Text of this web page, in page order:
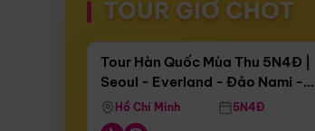
TOUR GIỜ CHÓT
Còn16 ngày 13:20:48
Bay Sun Phuquoc Airways
Điểm nổi bật
Tour Hàn Quốc Mùa Thu 5N4Đ |
Seoul - Everland - Đảo Nami -
Tháp Namsan (Bay Sun Phuquoc
Airways)
Hồ Chí Minh 5N4Đ